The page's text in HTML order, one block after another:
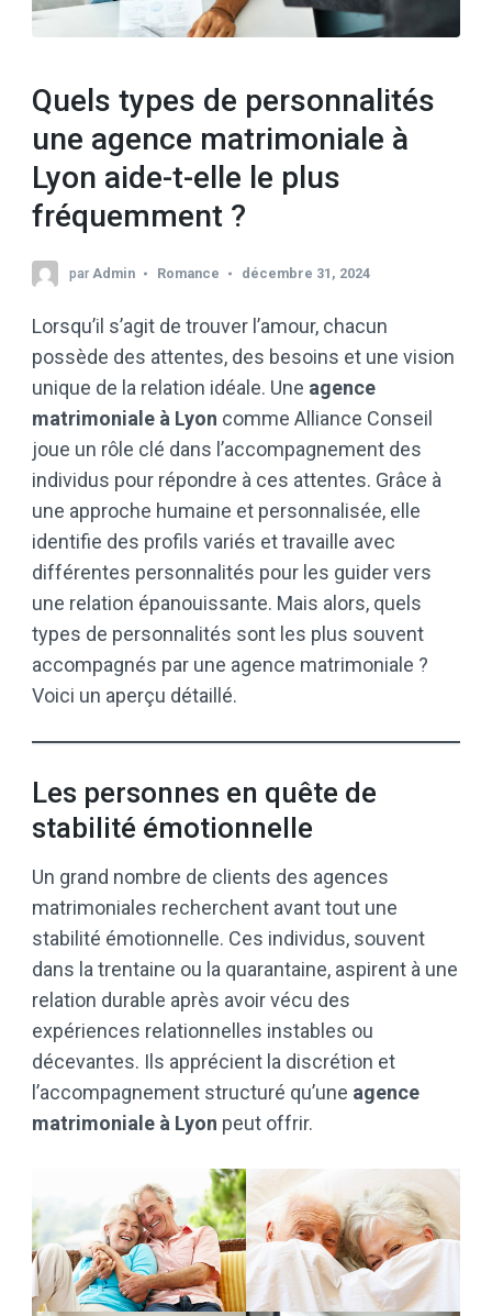
Quels types de personnalités
une agence matrimoniale à
Lyon aide-t-elle le plus
fréquemment ?
par Admin Romance décembre 31, 2024
Lorsqu’il s’agit de trouver l’amour, chacun
possède des attentes, des besoins et une vision
unique de la relation idéale. Une agence
matrimoniale à Lyon comme Alliance Conseil
joue un rôle clé dans l’accompagnement des
individus pour répondre à ces attentes. Grâce à
une approche humaine et personnalisée, elle
identifie des profils variés et travaille avec
différentes personnalités pour les guider vers
une relation épanouissante. Mais alors, quels
types de personnalités sont les plus souvent
accompagnés par une agence matrimoniale ?
Voici un aperçu détaillé.
Les personnes en quête de
stabilité émotionnelle
Un grand nombre de clients des agences
matrimoniales recherchent avant tout une
stabilité émotionnelle. Ces individus, souvent
dans la trentaine ou la quarantaine, aspirent à une
relation durable après avoir vécu des
expériences relationnelles instables ou
décevantes. Ils apprécient la discrétion et
l’accompagnement structuré qu’une agence
matrimoniale à Lyon peut offrir.